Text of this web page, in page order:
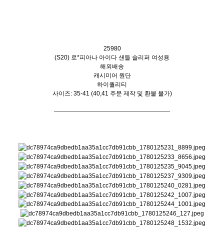
25980
(S20) 로*피아나 아이다 샌들 슬리퍼 여성용
해외배송
캐시미어 원단
하이퀄리티
사이즈: 35-41 (40,41 주문 제작 및 환불 불가)
----------------------------------------------------------